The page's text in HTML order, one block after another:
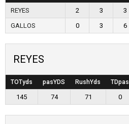
REYES 2 3 3
GALLOS
0 3 6
REYES
TOTyds pasYDS RushYds TDpas
145 74 71 0